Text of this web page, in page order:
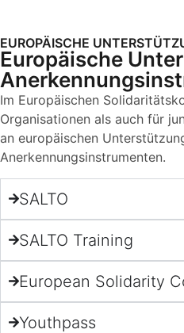
EUROPÄISCHE
Europäische
Im Europäischen
Organisationen als auch für
an europäischen
Anerkennungsinstrumenten.
SALTO
SALTO Training
European Solidarity
Youthpass